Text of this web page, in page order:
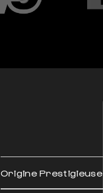
Origine Prestigieuse